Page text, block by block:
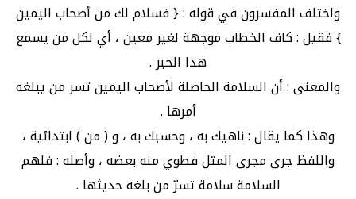
واختلف المفسرون في قوله : { فسلام لك من أصحاب اليمين
} فقيل : كاف الخطاب موجهة لغير معين ، أي لكل من يسمع
هذا الخبر .
والمعنى : أن السلامة الحاصلة لأصحاب اليمين تسر من يبلغه
أمرها .
وهذا كما يقال : ناهيك به ، وحسبك به ، و ( من ) ابتدائية ،
واللفظ جرى مجرى المثل فطوي منه بعضه ، وأصله : فلهم
السلامة سلامة تسرّ من بلغه حديثها .